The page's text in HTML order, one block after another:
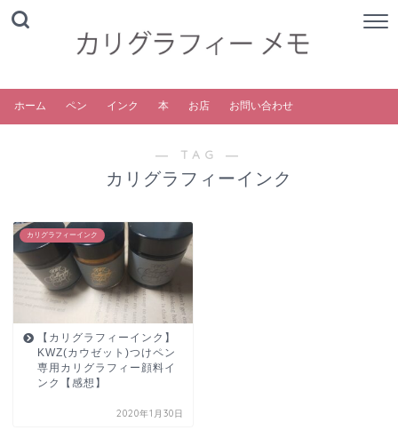
ホーム ペン インク 本 お店 お問い合わせ
― TAG ―
カリグラフィーインク
カリグラフィーインク
【カリグラフィーインク】
KWZ(カウゼット)つけペン
専用カリグラフィー顔料イ
ンク【感想】
2020年1月30日